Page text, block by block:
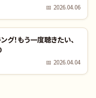
📅 2026.04.06
！もう一度聴きたい、
📅 2026.04.04